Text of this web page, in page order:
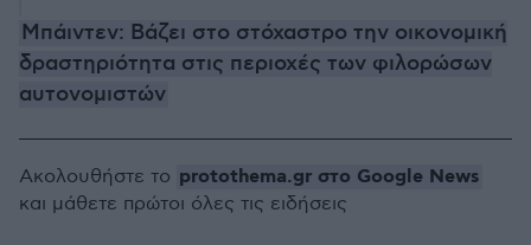
Μπάιντεν: Βάζει στο στόχαστρο την οικονομική
δραστηριότητα στις περιοχές των φιλορώσων
αυτονομιστών
Ακολουθήστε το protothema.gr στο Google News
και μάθετε πρώτοι όλες τις ειδήσεις